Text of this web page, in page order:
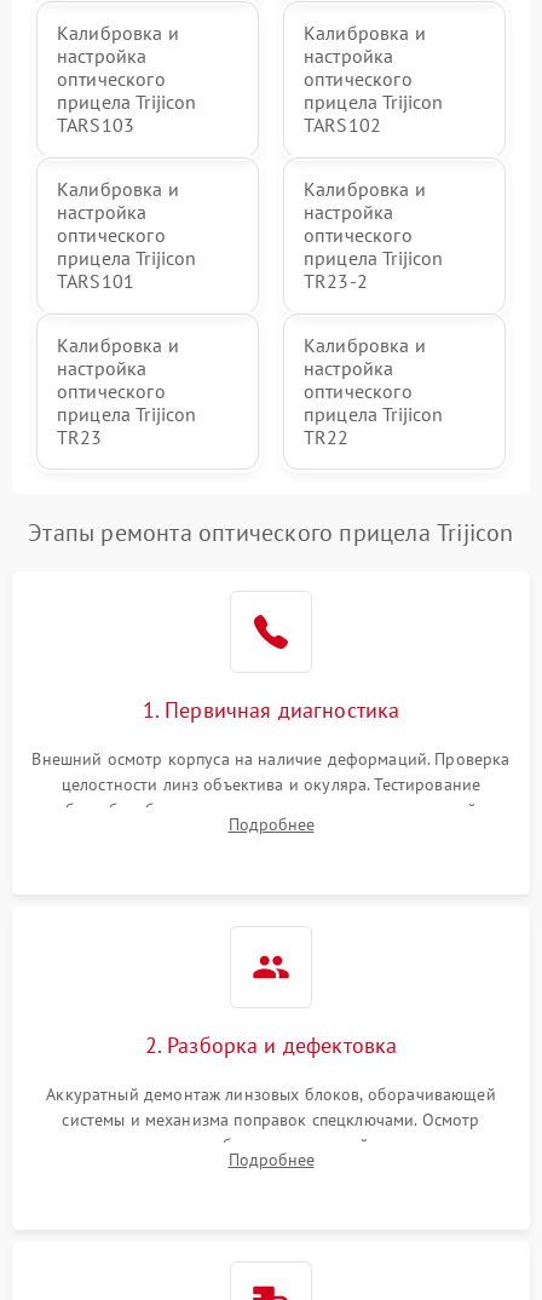
Калибровка и
настройка
оптического
прицела Trijicon
TARS103
Калибровка и
настройка
оптического
прицела Trijicon
TARS102
Калибровка и
настройка
оптического
прицела Trijicon
TARS101
Калибровка и
настройка
оптического
прицела Trijicon
TR23-2
Калибровка и
настройка
оптического
прицела Trijicon
TR23
Калибровка и
настройка
оптического
прицела Trijicon
TR22
Этапы ремонта оптического прицела Trijicon
1. Первичная диагностика
Внешний осмотр корпуса на наличие деформаций. Проверка
целостности линз объектива и окуляра. Тестирование
работы барабанчиков ввода поправок, кольца отстройки
параллакса и зума. Выявление сколов, внутренних
Подробнее
2. Разборка и дефектовка
Аккуратный демонтаж линзовых блоков, оборачивающей
системы и механизма поправок спецключами. Осмотр
внутренних резьбовых соединений, пружин и
уплотнительных колец. Поиск причин люфта, смещения
Подробнее